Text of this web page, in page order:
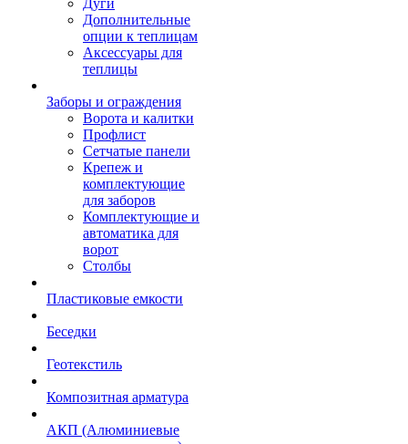
Дуги
Дополнительные
опции к теплицам
Аксессуары для
теплицы
Заборы и ограждения
Ворота и калитки
Профлист
Сетчатые панели
Крепеж и
комплектующие
для заборов
Комплектующие и
автоматика для
ворот
Столбы
Пластиковые емкости
Беседки
Геотекстиль
Композитная арматура
АКП (Алюминиевые